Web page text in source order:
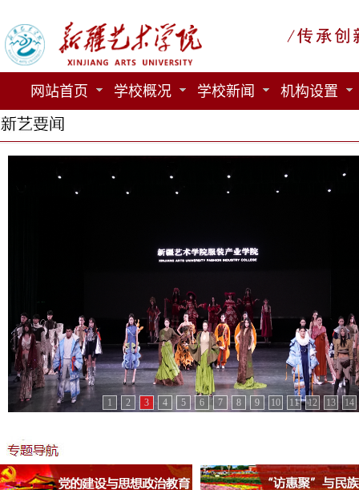
网站首页 学校概况 学校新闻 机构设置
1 2 3 4 5 6 7 8 9 10 11 12 13 14